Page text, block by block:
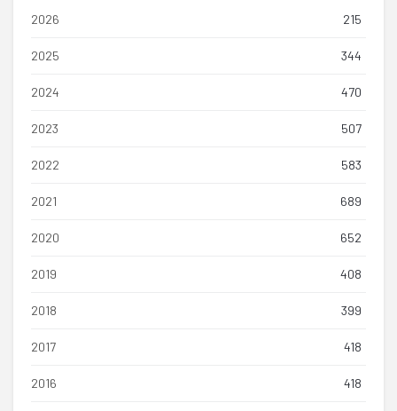
2026 215
2025 344
2024 470
2023 507
2022 583
2021 689
2020 652
2019 408
2018 399
2017 418
2016 418